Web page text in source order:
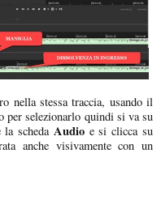
nella stessa traccia, usando il
per selezionarlo quindi si va su
schedaAudioe si clicca su
anche visivamente con un